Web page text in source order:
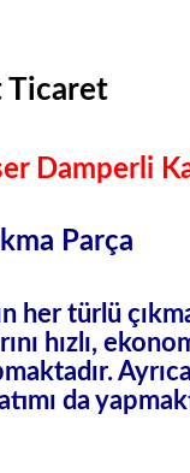
Ticaret
Damperli
Parça
her türlü
hızlı,
da